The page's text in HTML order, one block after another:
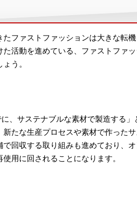
ファストファッションは大きな転機
活動を進めている、ファストファ
う。
、サステナブルな素材で製造する」
たな生産プロセスや素材で作った
回収する取り組みも進めており、
用に回されることになります。